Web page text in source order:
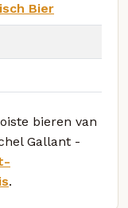
Bier
bieren van
Gallant -
.